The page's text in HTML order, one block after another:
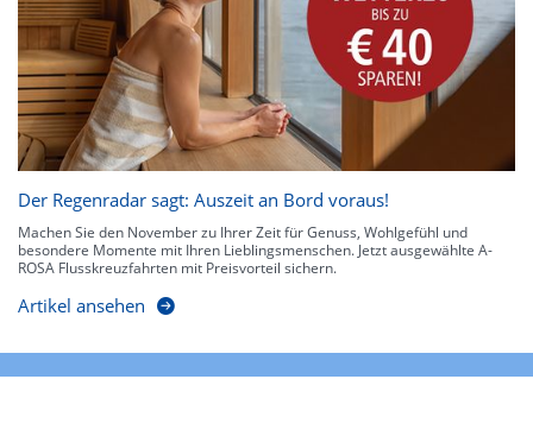
Der Regenradar sagt: Auszeit an Bord voraus!
Machen Sie den November zu Ihrer Zeit für Genuss, Wohlgefühl und
besondere Momente mit Ihren Lieblingsmenschen. Jetzt ausgewählte A-
ROSA Flusskreuzfahrten mit Preisvorteil sichern.
Artikel ansehen